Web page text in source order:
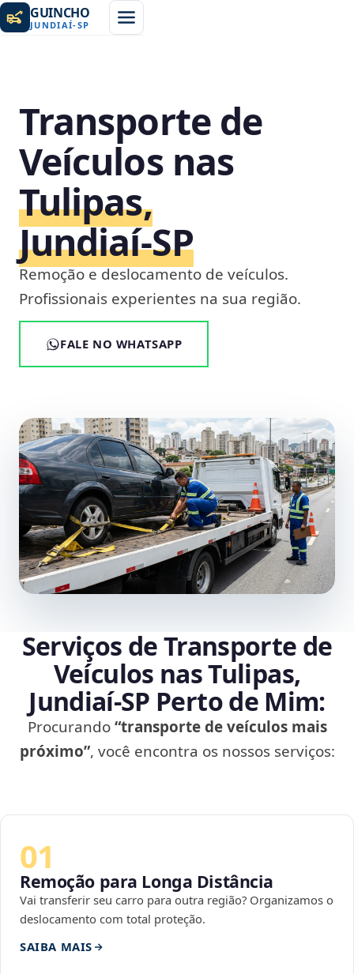
GUINCHO
JUNDIAÍ-SP
Transporte de
Veículos nas
Tulipas,
Jundiaí‑SP
Remoção e deslocamento de veículos.
Profissionais experientes na sua região.
FALE NO WHATSAPP
Serviços de Transporte de
Veículos nas Tulipas,
Jundiaí‑SP Perto de Mim:
Procurando“transporte de veículos mais
próximo”, você encontra os nossos serviços:
01
Remoção para Longa Distância
Vai transferir seu carro para outra região? Organizamos o
deslocamento com total proteção.
SAIBA MAIS